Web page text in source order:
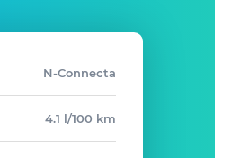
N-Connecta
4.1 l/100 km